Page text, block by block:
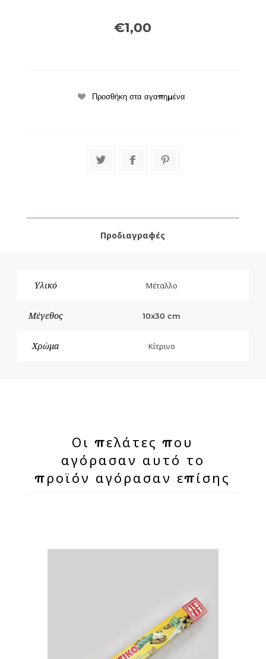
€1,00
Προδιαγραφές
Υλικό Μέταλλο
Μέγεθος 10x30 cm
Χρώμα Κίτρινο
Οι πελάτες που
αγόρασαν αυτό το
προϊόν αγόρασαν επίσης